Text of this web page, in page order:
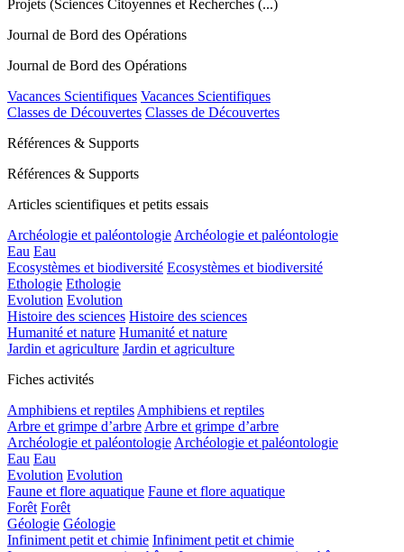
Projets (Sciences Citoyennes et Recherches (...)
Journal de Bord des Opérations
Journal de Bord des Opérations
Vacances Scientifiques Vacances Scientifiques
Classes de Découvertes Classes de Découvertes
Références & Supports
Références & Supports
Articles scientifiques et petits essais
Archéologie et paléontologie Archéologie et paléontologie
Eau Eau
Ecosystèmes et biodiversité Ecosystèmes et biodiversité
Ethologie Ethologie
Evolution Evolution
Histoire des sciences Histoire des sciences
Humanité et nature Humanité et nature
Jardin et agriculture Jardin et agriculture
Fiches activités
Amphibiens et reptiles Amphibiens et reptiles
Arbre et grimpe d’arbre Arbre et grimpe d’arbre
Archéologie et paléontologie Archéologie et paléontologie
Eau Eau
Evolution Evolution
Faune et flore aquatique Faune et flore aquatique
Forêt Forêt
Géologie Géologie
Infiniment petit et chimie Infiniment petit et chimie